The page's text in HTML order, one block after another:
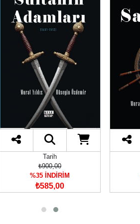
Tarih
₺900,00
%35 İNDİRİM
₺585,00